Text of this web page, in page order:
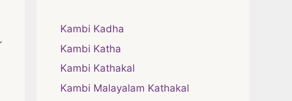
Kambi Kadha
Kambi Katha
Kambi Kathakal
Kambi Malayalam Kathakal